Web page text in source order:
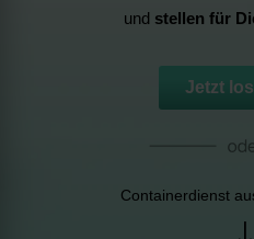
und stellen für
Jetzt
Containerdienst